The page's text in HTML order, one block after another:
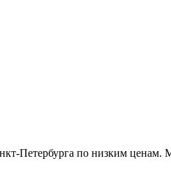
Петербурга по низким